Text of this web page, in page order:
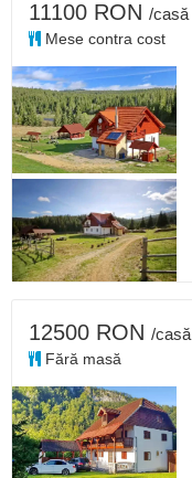
11100 RON /casă
Mese contra cost
12500 RON /casă
Fără masă